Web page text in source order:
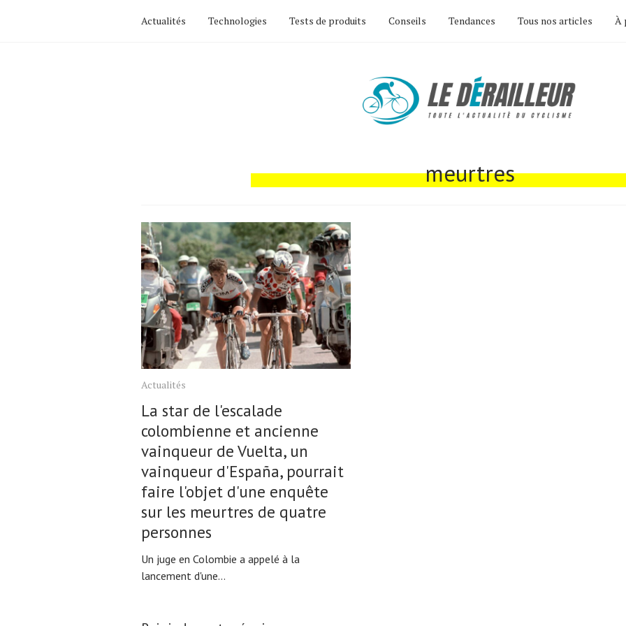
Actualités Technologies Tests de produits Conseils Tendances Tous nos articles À
meurtres
Actualités
La star de l'escalade
colombienne et ancienne
vainqueur de Vuelta, un
vainqueur d'España, pourrait
faire l'objet d'une enquête
sur les meurtres de quatre
personnes
Un juge en Colombie a appelé à la
lancement d'une...